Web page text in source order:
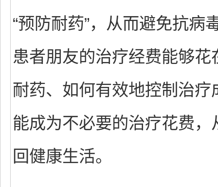
“预防耐药”，从而避免抗
患者朋友的治疗经费能够
耐药、如何有效地控制治
能成为不必要的治疗花费
回健康生活。